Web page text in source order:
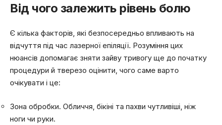
Від чого залежить рівень болю
Є кілька факторів, які безпосередньо впливають на
відчуття під час лазерної епіляції. Розуміння цих
нюансів допомагає зняти зайву тривогу ще до початку
процедури й тверезо оцінити, чого саме варто
очікувати і це:
Зона обробки. Обличчя, бікіні та пахви чутливіші, ніж
ноги чи руки.